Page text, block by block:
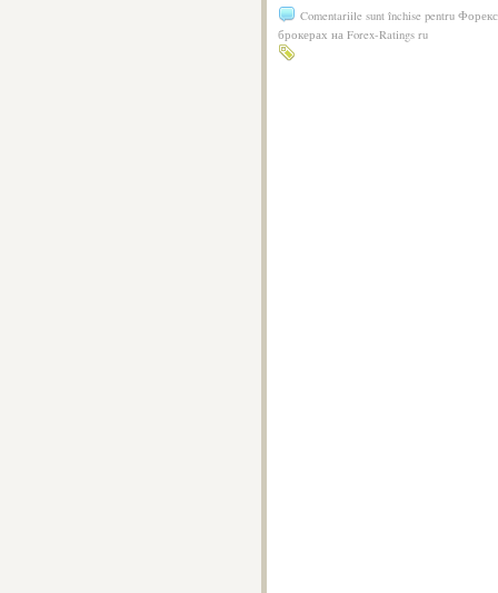
Comentariile sunt închise pentru
брокерах на Forex-Ratings ru